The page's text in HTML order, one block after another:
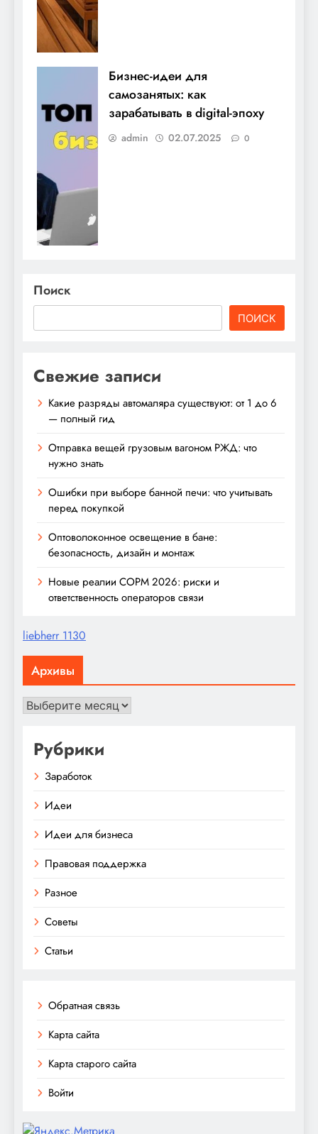
Бизнес-идеи для
самозанятых: как
зарабатывать в digital-эпоху
admin 02.07.2025 0
Поиск
ПОИСК
Свежие записи
Какие разряды автомаляра существуют: от 1 до 6
— полный гид
Отправка вещей грузовым вагоном РЖД: что
нужно знать
Ошибки при выборе банной печи: что учитывать
перед покупкой
Оптоволоконное освещение в бане:
безопасность, дизайн и монтаж
Новые реалии СОРМ 2026: риски и
ответственность операторов связи
liebherr 1130
Архивы
Архивы
Рубрики
Заработок
Идеи
Идеи для бизнеса
Правовая поддержка
Разное
Советы
Статьи
Обратная связь
Карта сайта
Карта старого сайта
Войти